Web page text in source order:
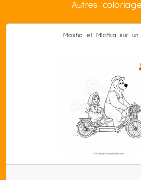
Autres
Masha et Michka sur un